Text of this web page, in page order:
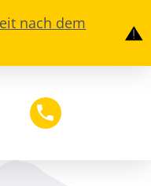
nach dem